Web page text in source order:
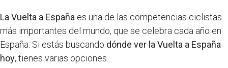
La Vuelta a España es una de las competencias ciclistas
más importantes del mundo, que se celebra cada año en
España. Si estás buscando dónde ver la Vuelta a España
hoy, tienes varias opciones.